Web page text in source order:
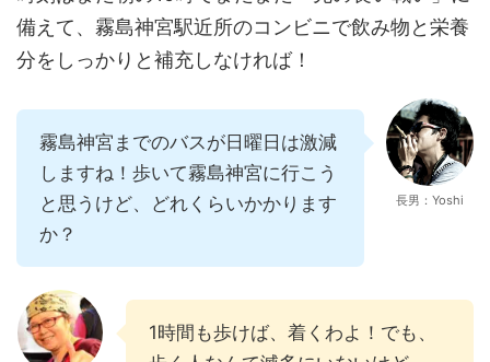
備えて、霧島神宮駅近所のコンビニで飲み物と栄養
分をしっかりと補充しなければ！
霧島神宮までのバスが日曜日は激減
しますね！歩いて霧島神宮に行こう
と思うけど、どれくらいかかります
か？
長男：Yoshi
1時間も歩けば、着くわよ！でも、